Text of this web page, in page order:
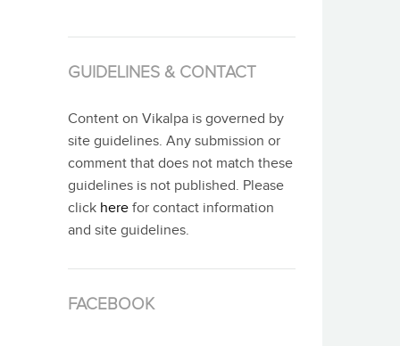
GUIDELINES & CONTACT
Content on Vikalpa is governed by
site guidelines. Any submission or
comment that does not match these
guidelines is not published. Please
click here for contact information
and site guidelines.
FACEBOOK